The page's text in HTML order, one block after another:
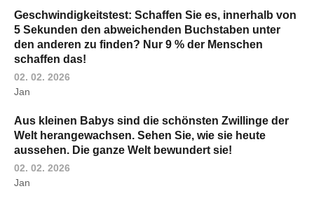
Geschwindigkeitstest: Schaffen Sie es, innerhalb von
5 Sekunden den abweichenden Buchstaben unter
den anderen zu finden? Nur 9 % der Menschen
schaffen das!
02. 02. 2026
Jan
Aus kleinen Babys sind die schönsten Zwillinge der
Welt herangewachsen. Sehen Sie, wie sie heute
aussehen. Die ganze Welt bewundert sie!
02. 02. 2026
Jan